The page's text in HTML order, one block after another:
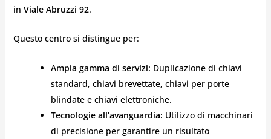
in Viale Abruzzi 92.
Questo centro si distingue per:
Ampia gamma di servizi: Duplicazione di chiavi
standard, chiavi brevettate, chiavi per porte
blindate e chiavi elettroniche.
Tecnologie all’avanguardia: Utilizzo di macchinari
di precisione per garantire un risultato